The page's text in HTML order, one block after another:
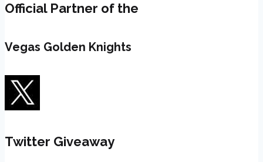
Official Partner of the
Vegas Golden Knights
Twitter Giveaway